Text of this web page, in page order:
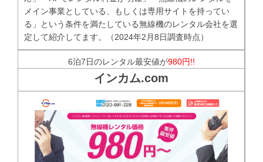
メイン事業としている、もしくは専用サイトを持ってい
る」という条件を満たしている無線機のレンタル会社を選
定して紹介してます。（2024年2月8日調査時点）
6泊7日のレンタル最安値が980円!!
インカム.com